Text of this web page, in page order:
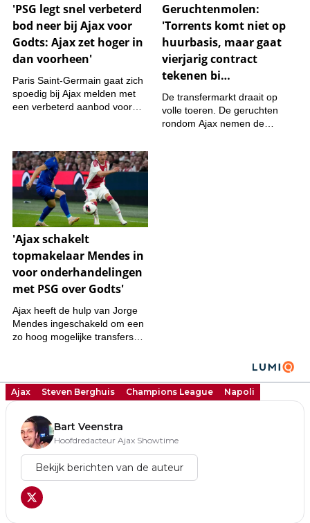
Ajax Steven Berghuis Champions League Napoli
Bart Veenstra
Hoofdredacteur Ajax Showtime
Bekijk berichten van de auteur